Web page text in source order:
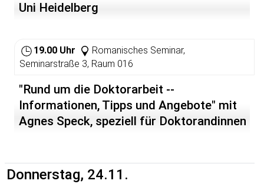
Uni Heidelberg
19.00 Uhr
Romanisches Seminar,
Seminarstraße 3, Raum 016
"Rund um die Doktorarbeit --
Informationen, Tipps und Angebote" mit
Agnes Speck, speziell für Doktorandinnen
Donnerstag, 24.11.